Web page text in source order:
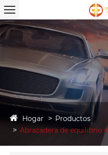
Hogar
Productos
Abrazadera de equilibrio